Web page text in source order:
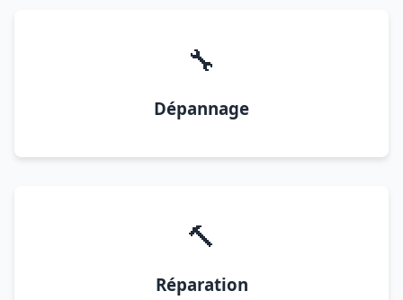
🔧
Dépannage
🔨
Réparation